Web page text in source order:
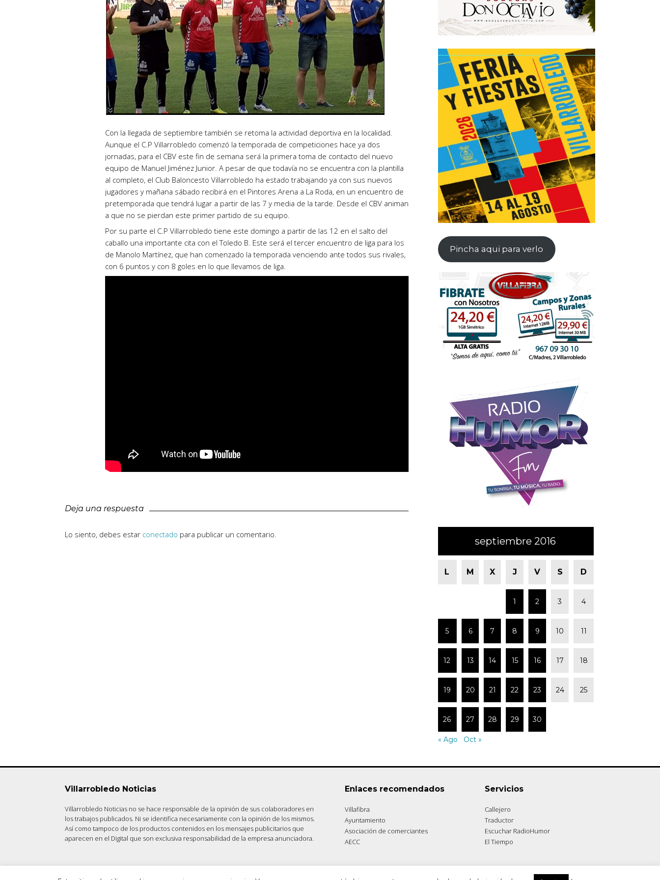
Con la llegada de septiembre también se retoma la actividad deportiva en la localidad.
Aunque el C.P Villarrobledo comenzó la temporada de competiciones hace ya dos
jornadas, para el CBV este fin de semana será la primera toma de contacto del nuevo
equipo de Manuel Jiménez Junior. A pesar de que todavía no se encuentra con la plantilla
al completo, el Club Baloncesto Villarrobledo ha estado trabajando ya con sus nuevos
jugadores y mañana sábado recibirá en el Pintores Arena a La Roda, en un encuentro de
pretemporada que tendrá lugar a partir de las 7 y media de la tarde. Desde el CBV animan
a que no se pierdan este primer partido de su equipo.
Por su parte el C.P Villarrobledo tiene este domingo a partir de las 12 en el salto del
caballo una importante cita con el Toledo B. Este será el tercer encuentro de liga para los
de Manolo Martínez, que han comenzado la temporada venciendo ante todos sus rivales,
con 6 puntos y con 8 goles en lo que llevamos de liga.
Deja una respuesta
Lo siento, debes estar conectado para publicar un comentario.
Pincha aqui para verlo
septiembre 2016
L M X J V S D
1 2 3 4
5 6 7 8 9 10 11
12 13 14 15 16 17 18
19 20 21 22 23 24 25
26 27 28 29 30
« Ago Oct »
Villarrobledo Noticias
Villarrobledo Noticias no se hace responsable de la opinión de sus colaboradores en
los trabajos publicados. Ni se identifica necesariamente con la opinión de los mismos.
Así como tampoco de los productos contenidos en los mensajes publicitarios que
aparecen en el Digital que son exclusiva responsabilidad de la empresa anunciadora.
Enlaces recomendados
Villafibra
Ayuntamiento
Asociación de comerciantes
AECC
Servicios
Callejero
Traductor
Escuchar RadioHumor
El Tiempo